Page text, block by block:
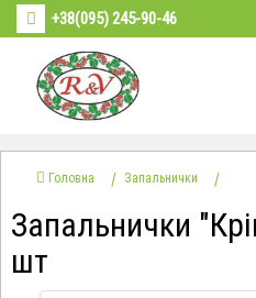
+38(095) 245-90-46
Головна Запальнички
Запальнички
шт